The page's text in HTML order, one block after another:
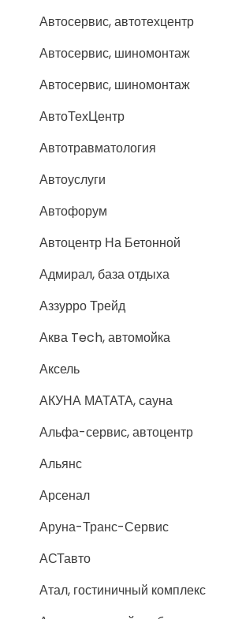
Автосервис, автотехцентр
Автосервис, шиномонтаж
Автосервис, шиномонтаж
АвтоТехЦентр
Автотравматология
Автоуслуги
Автофорум
Автоцентр На Бетонной
Адмирал, база отдыха
Аззурро Трейд
Аква Tech, автомойка
Аксель
АКУНА МАТАТА, сауна
Альфа-сервис, автоцентр
Альянс
Арсенал
Аруна-Транс-Сервис
АСТавто
Атал, гостиничный комплекс